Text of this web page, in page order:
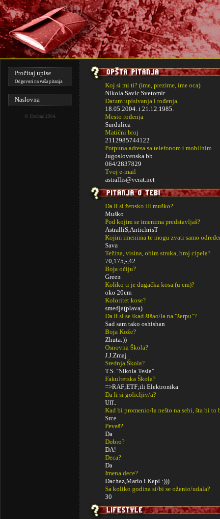
Pročitaj upise
Odgovori na vaša pitanja
Naslovna
© Dachaz2004.
Koj si mi ti? (ime, prezime, ime oca)
Nikola Savic Svetomir
Datum upisivanja i rođenja
18.05.2004. i 21.12.1985.
Mesto rođenja
Surdulica
Matični broj
2112985744122
Potpuna adresa sa telefonom i mobilnim
Jugoslovenska bb
064/2837829
Tvoj e-mail
astrallis@verat.net
Da li si žensko ili muško?
Muško
Pod kojim se imenima predstavljaš?
AstralliS,AntichrisT
Kojim imenima te mogu zvati samo
Sava
Težina, visina, obim struka, broj cipela?
70,175,-,42
Boja očiju?
Green
Koliko ti je dugačka kosa (u cm)?
oko 20cm
Koloritet kose?
smedja(plava)
Da li si se ikad šišao/la na "šerpu"?
Sad sam tako oshishan
Boja Kože?
Zhuta:))
Osnovna Škola?
J.J.Zmaj
Srednja Škola?
T.S. ''Nikola Tesla''
Fakultetska Škola?
=>RAF;ETF;ili Elektronika
Da li si golicljiv/a?
Uff..
Kad bi promenio/la nešto na sebi, šta bi to
Srce
Pevaš?
Da
Dobro?
DA!
Deca?
Da
Imena dece?
Dachaz,Mario i Kepi :)))
Sa koliko godina si/bi se oženio/udala?
30